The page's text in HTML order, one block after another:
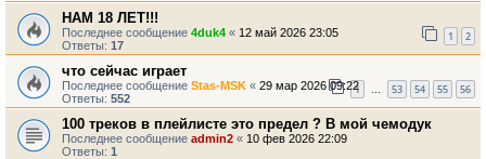
НАМ 18 ЛЕТ!!!
Последнее сообщение 4duk4 « 12 май 2026 23:05
Ответы: 17
1 2
что сейчас играет
Последнее сообщение Stas-MSK « 29 мар 2026 09:22
Ответы: 552
1 … 53 54 55 56
100 треков в плейлисте это предел ? В мой чемодук
Последнее сообщение admin2 « 10 фев 2026 22:09
Ответы: 1